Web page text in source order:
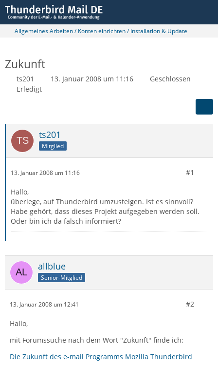
Allgemeines Arbeiten / Konten einrichten / Installation & Update
Zukunft
ts201 13. Januar 2008 um 11:16
Geschlossen
Erledigt
ts201
Mitglied
13. Januar 2008 um 11:16 #1
Hallo,
überlege, auf Thunderbird umzusteigen. Ist es sinnvoll?
Habe gehört, dass dieses Projekt aufgegeben werden soll.
Oder bin ich da falsch informiert?
allblue
Senior-Mitglied
13. Januar 2008 um 12:41 #2
Hallo,
mit Forumssuche nach dem Wort "Zukunft" finde ich:
Die Zukunft des e-mail Programms Mozilla Thunderbird